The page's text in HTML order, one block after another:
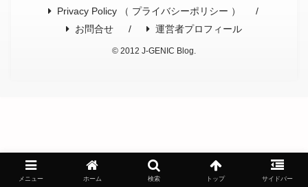
Privacy Policy （ プライバシーポリシー ）
お問合せ
運営者プロフィール
© 2012 J-GENIC Blog.
メニュー ホーム 検索 トップ サイドバー